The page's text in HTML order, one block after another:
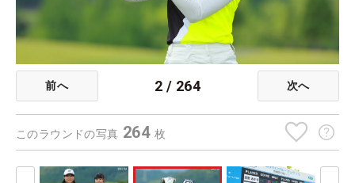
前へ 2 / 264 次へ
このラウンドの写真 264 枚